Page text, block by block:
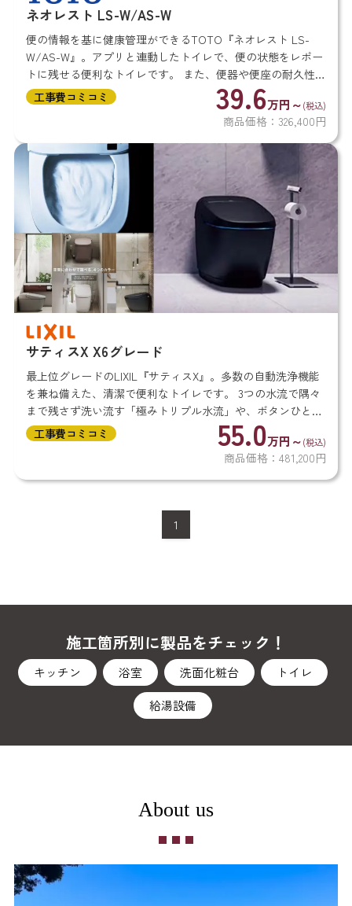
ネオレスト LS-W/AS-W
便の情報を基に健康管理ができるTOTO『ネオレスト LS-
W/AS-W』。アプリと連動したトイレで、便の状態をレポー
トに残せる便利なトイレです。 また、便器や便座の耐久性が
高いことも魅力で、汚れが落ちやすいセフィオンテクト素材
を使用し...
工事費コミコミ 39.6万円～(税込)
商品価格：326,400円
サティスX X6グレード
最上位グレードのLIXIL『サティスX』。多数の自動洗浄機能
を兼ね備えた、清潔で便利なトイレです。 3つの水流で隅々
まで残さず洗い流す「極みトリプル水流」や、ボタンひとつ
で便器をつけおき洗いできる「泡クリーン」。面倒なトイレ
掃除を手軽...
工事費コミコミ 55.0万円～(税込)
商品価格：481,200円
1
施工箇所別に製品をチェック！
キッチン 浴室 洗面化粧台
トイレ
給湯設備
About us